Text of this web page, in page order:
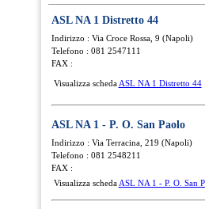
ASL NA 1 Distretto 44
Indirizzo : Via Croce Rossa, 9 (Napoli)
Telefono : 081 2547111
FAX :
Visualizza scheda ASL NA 1 Distretto 44
ASL NA 1 - P. O. San Paolo
Indirizzo : Via Terracina, 219 (Napoli)
Telefono : 081 2548211
FAX :
Visualizza scheda ASL NA 1 - P. O. San